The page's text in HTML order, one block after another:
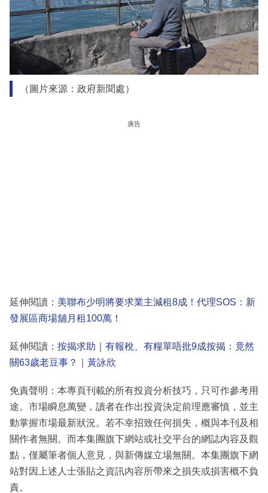
（圖片來源：政府新聞處）
廣告
延伸閱讀： 美聯布少明將要求業主減租8成！代理SOS：新
發展區商場舖月租100萬！
延伸閱讀： 按揭求助｜有報稅、有糧單唔批9成按揭：竟然
關63歲老豆事？｜黃詠欣
免責聲明：本專頁刊載的所有投資分析技巧，只可作參考用
途。市場瞬息萬變，讀者在作出投資決定前理應審慎，並主
動掌握市場最新狀況。若不幸招致任何損失，概與本刊及相
關作者無關。而本集團旗下網站或社交平台的網誌內容及觀
點，僅屬筆者個人意見，與新傳媒立場無關。本集團旗下網
站對因上述人士張貼之資訊內容所帶來之損失或損害概不負
責。